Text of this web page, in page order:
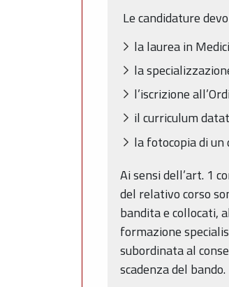
Le candidature
la laurea in
la
l’iscrizione
il curriculum
la fotocopia di
Ai sensi dell’art. 1
del relativo corso
bandita e collocati,
formazione
subordinata al
scadenza del bando.